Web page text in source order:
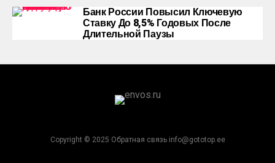
Банк России Повысил Ключевую
Ставку До 8,5% Годовых После
Длительной Паузы
Copyright © 2025 Обратная связь info@gototop.ee